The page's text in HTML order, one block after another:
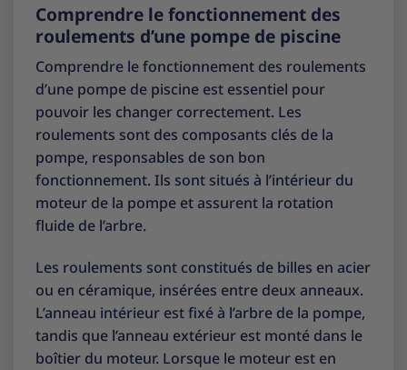
Comprendre le fonctionnement des
roulements d’une pompe de piscine
Comprendre le fonctionnement des roulements
d’une pompe de piscine est essentiel pour
pouvoir les changer correctement. Les
roulements sont des composants clés de la
pompe, responsables de son bon
fonctionnement. Ils sont situés à l’intérieur du
moteur de la pompe et assurent la rotation
fluide de l’arbre.
Les roulements sont constitués de billes en acier
ou en céramique, insérées entre deux anneaux.
L’anneau intérieur est fixé à l’arbre de la pompe,
tandis que l’anneau extérieur est monté dans le
boîtier du moteur. Lorsque le moteur est en